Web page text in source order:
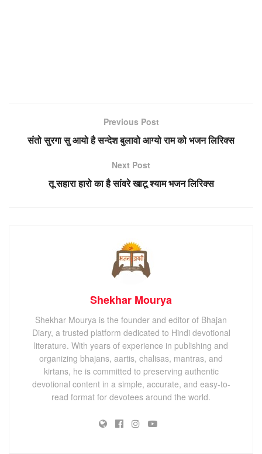
Previous Post
संतो सुरगा सु आयो है सन्देश बुलावो आग्यो राम को भजन लिरिक्स
Next Post
तू सहारा हारो का है सांवरे खाटू श्याम भजन लिरिक्स
Shekhar Mourya
Shekhar Mourya is the founder and editor of Bhajan
Diary, a trusted platform dedicated to Hindi devotional
literature. With years of experience in publishing and
organizing bhajans, aartis, chalisas, mantras, and
kirtans, he is committed to preserving authentic
devotional content in a simple, accurate, and easy-to-
read format for devotees around the world.